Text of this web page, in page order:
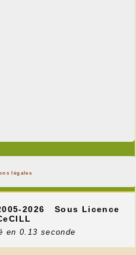
légales
2026
Sous Licence
en 0.13 seconde